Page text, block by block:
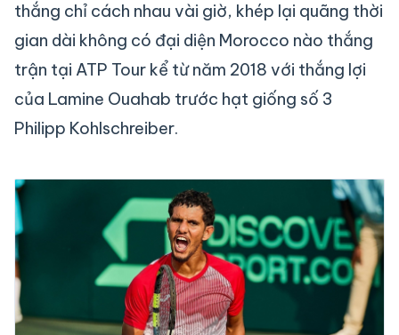
thắng chỉ cách nhau vài giờ, khép lại quãng thời
gian dài không có đại diện Morocco nào thắng
trận tại ATP Tour kể từ năm 2018 với thắng lợi
của Lamine Ouahab trước hạt giống số 3
Philipp Kohlschreiber.